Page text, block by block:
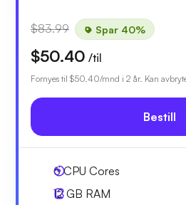
$83.99 Spar 40%
$50.40 /til
Fornyes til $50.40/mnd i 2 år. Kan
Bestill
6CPU Cores
12 GB RAM